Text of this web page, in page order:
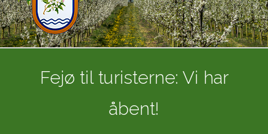
Fejø til turisterne: Vi har
åbent!